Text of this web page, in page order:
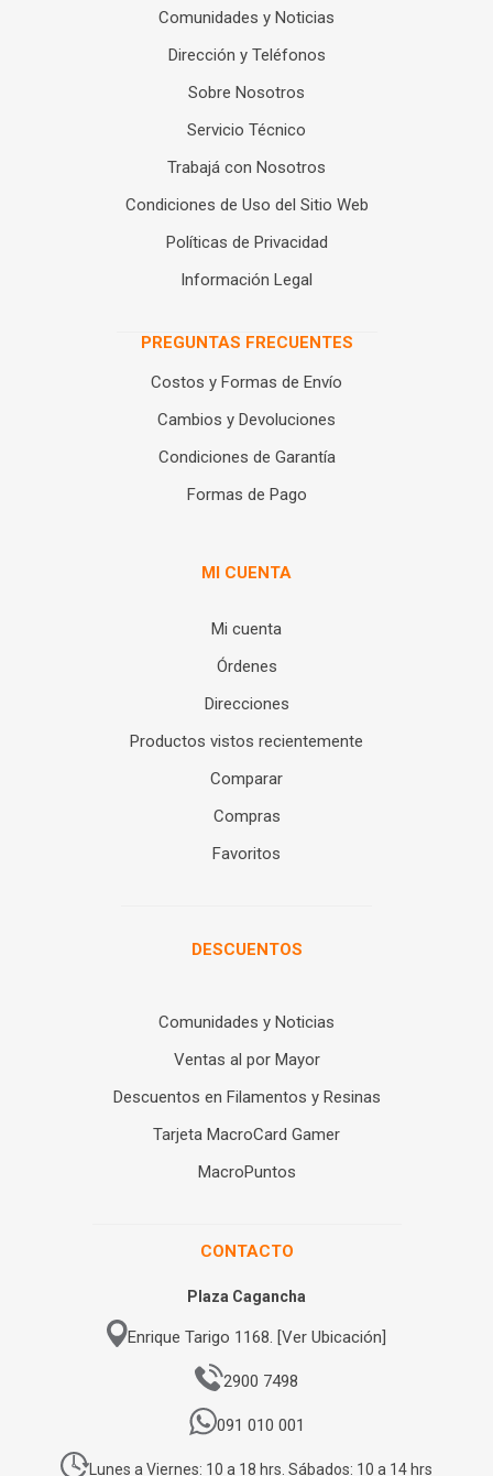
Comunidades y Noticias
Dirección y Teléfonos
Sobre Nosotros
Servicio Técnico
Trabajá con Nosotros
Condiciones de Uso del Sitio Web
Políticas de Privacidad
Información Legal
PREGUNTAS FRECUENTES
Costos y Formas de Envío
Cambios y Devoluciones
Condiciones de Garantía
Formas de Pago
MI CUENTA
Mi cuenta
Órdenes
Direcciones
Productos vistos recientemente
Comparar
Compras
Favoritos
DESCUENTOS
Comunidades y Noticias
Ventas al por Mayor
Descuentos en Filamentos y Resinas
Tarjeta MacroCard Gamer
MacroPuntos
CONTACTO
Plaza Cagancha
Enrique Tarigo 1168. [Ver Ubicación]
2900 7498
091 010 001
Lunes a Viernes: 10 a 18 hrs. Sábados: 10 a 14 hrs